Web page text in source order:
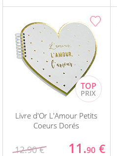
Livre d'Or L'Amour Petits
Coeurs Dorés
12.90 € 11.90 €